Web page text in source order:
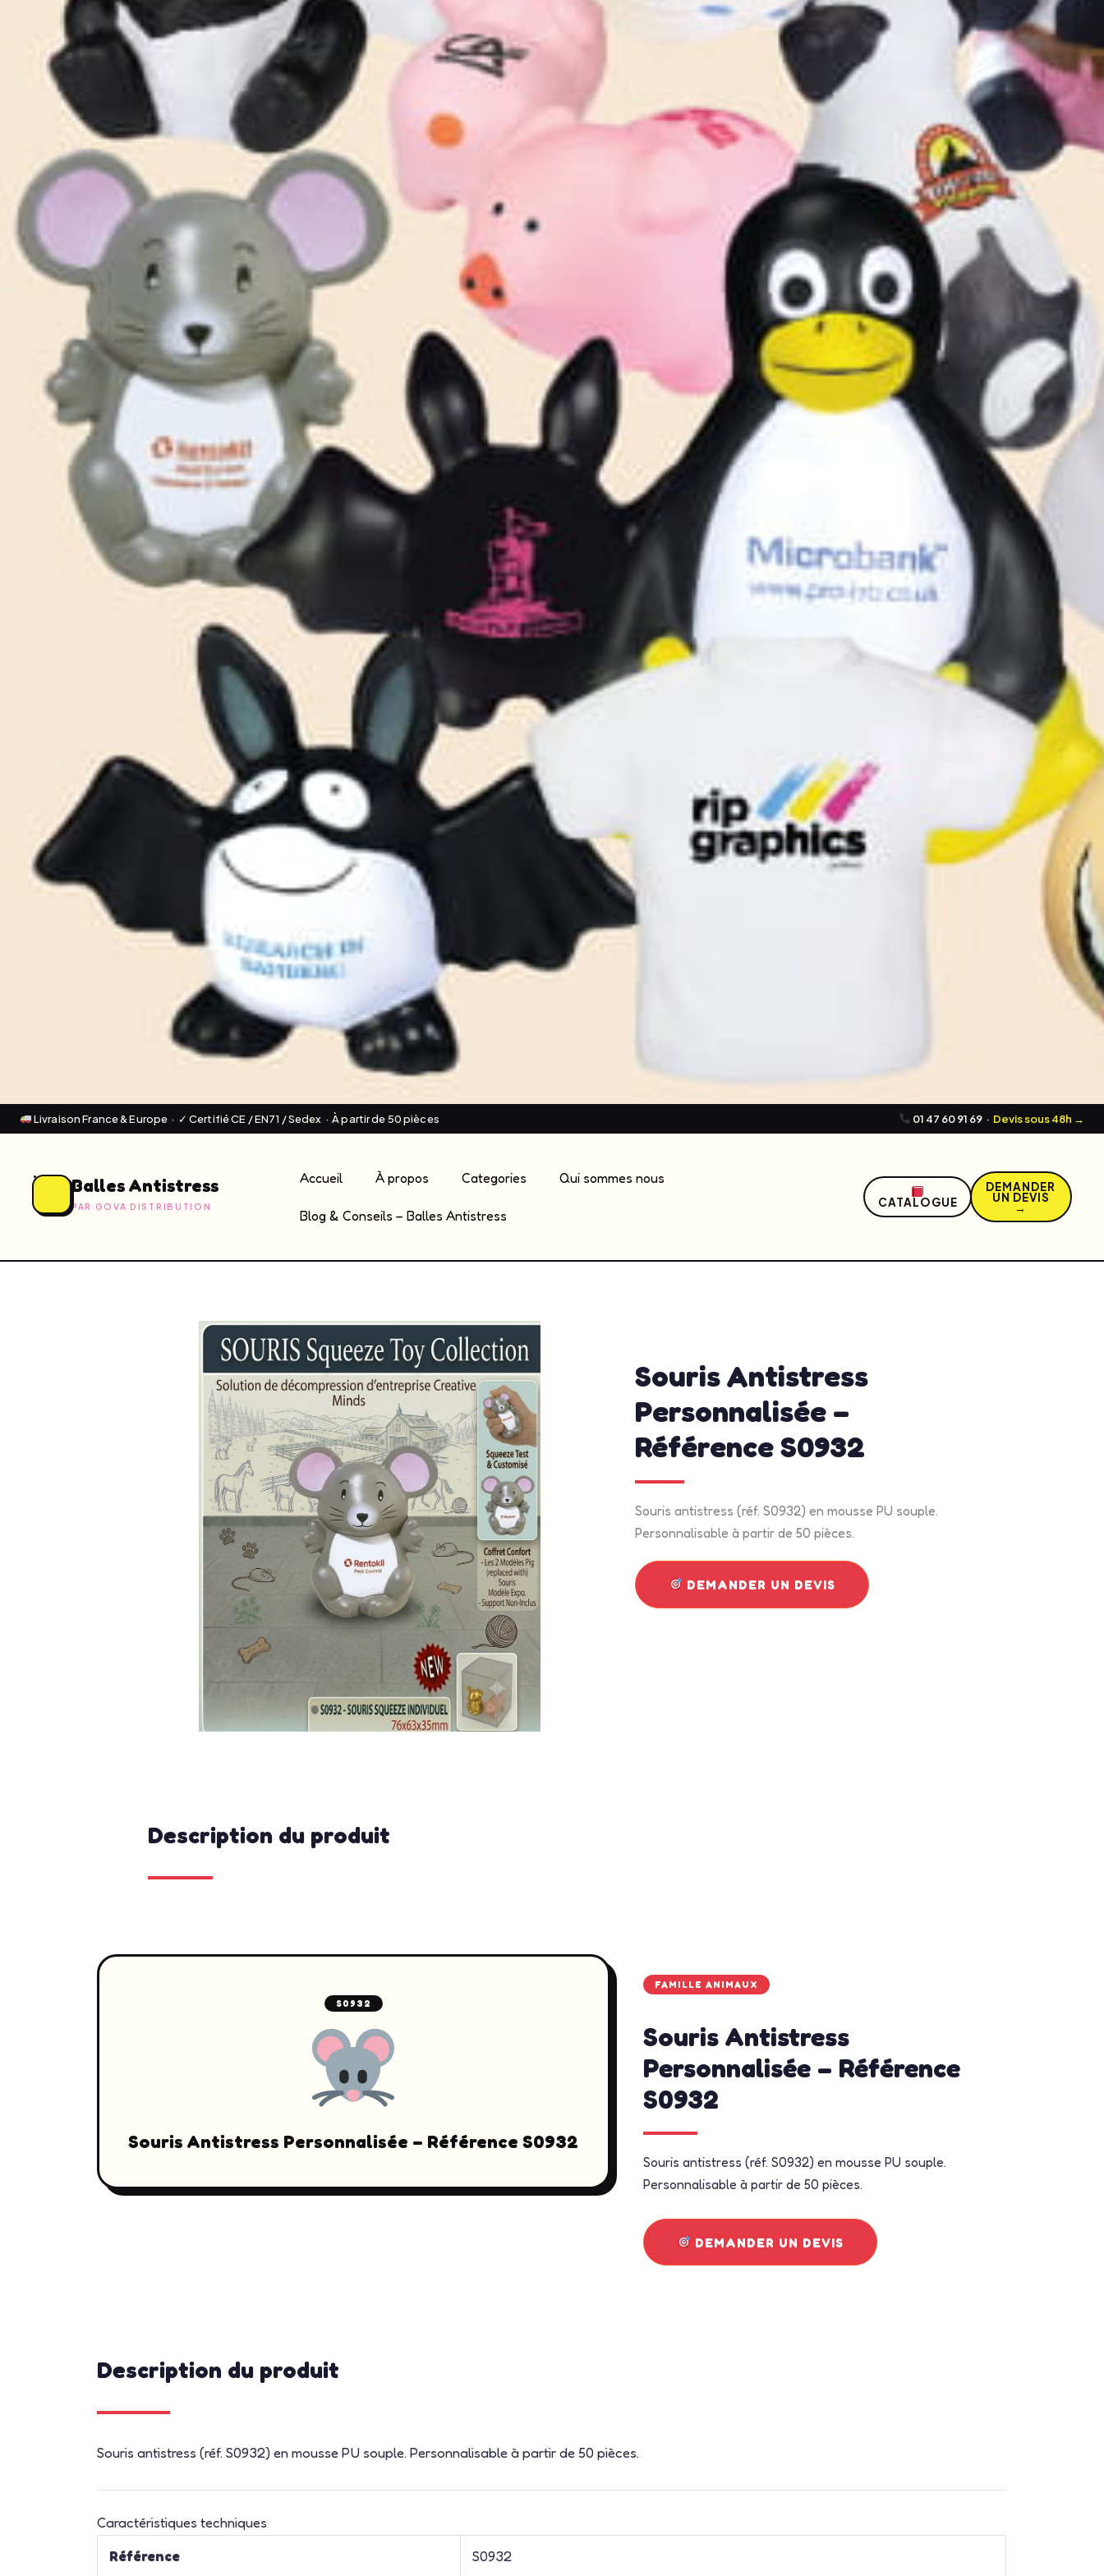
Livraison France & Europe · ✓ Certifié CE / EN71 / Sedex · À partir de 50 pièces 01 47 60 91 69 · Devis sous 48h →
Balles Antistress
PAR GOVA DISTRIBUTION
Accueil À propos Categories Qui sommes nous
Blog & Conseils – Balles Antistress
CATALOGUE
DEMANDER
UN DEVIS
→
Souris Antistress
Personnalisée –
Référence S0932
Souris antistress (réf. S0932) en mousse PU souple.
Personnalisable à partir de 50 pièces.
DEMANDER UN DEVIS
Description du produit
S0932
Souris Antistress Personnalisée – Référence S0932
FAMILLE ANIMAUX
Souris Antistress
Personnalisée – Référence
S0932
Souris antistress (réf. S0932) en mousse PU souple.
Personnalisable à partir de 50 pièces.
DEMANDER UN DEVIS
Description du produit
Souris antistress (réf. S0932) en mousse PU souple. Personnalisable à partir de 50 pièces.
Caractéristiques techniques
Référence
S0932